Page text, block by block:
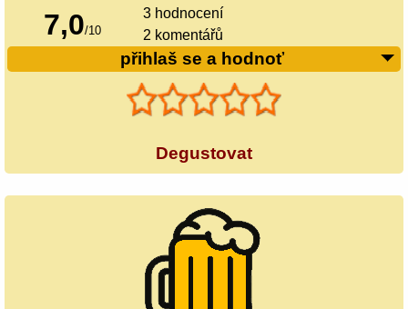
7,0/10
3 hodnocení
2 komentářů
přihlaš se a hodnoť
Degustovat